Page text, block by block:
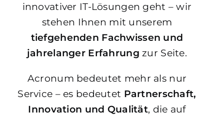
innovativer IT-Lösungen geht – wir
stehen Ihnen mit unserem
tiefgehenden Fachwissen und
jahrelanger Erfahrung zur Seite.
Acronum bedeutet mehr als nur
Service – es bedeutet Partnerschaft,
Innovation und Qualität, die auf